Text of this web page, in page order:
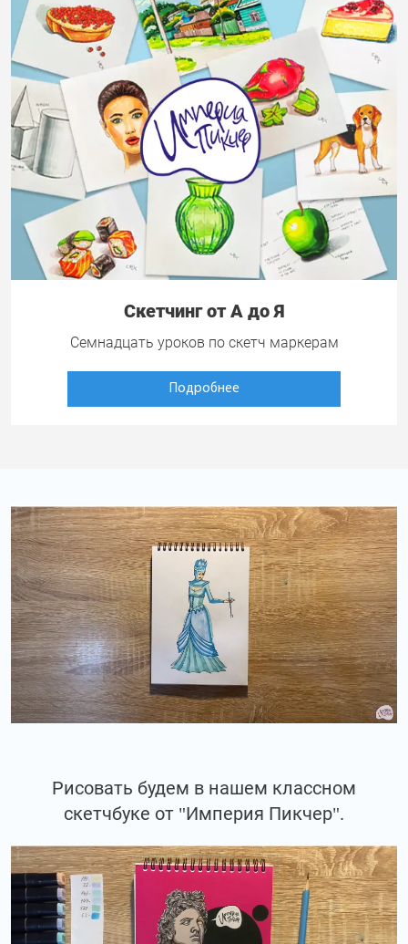
Скетчинг от А до Я
Семнадцать уроков по скетч маркерам
Подробнее
Рисовать будем в нашем классном
скетчбуке от "Империя Пикчер".